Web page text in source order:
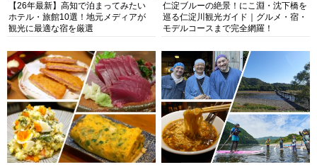
【26年最新】高知で泊まってみたい
ホテル・旅館10選！地元メディアが
観光に最適な宿を厳選
仁淀ブルーの絶景！にこ淵・沈下橋を
巡る仁淀川観光ガイド｜グルメ・宿・
モデルコースまで完全網羅！